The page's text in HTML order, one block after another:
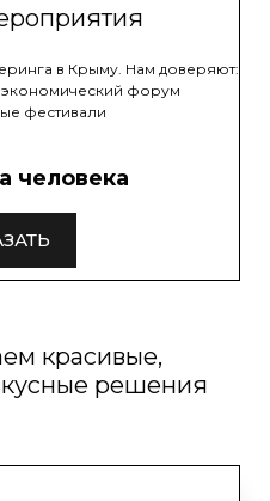
в Крыму. Нам доверяют:
форум
фестивали
человека
красивые,
решения